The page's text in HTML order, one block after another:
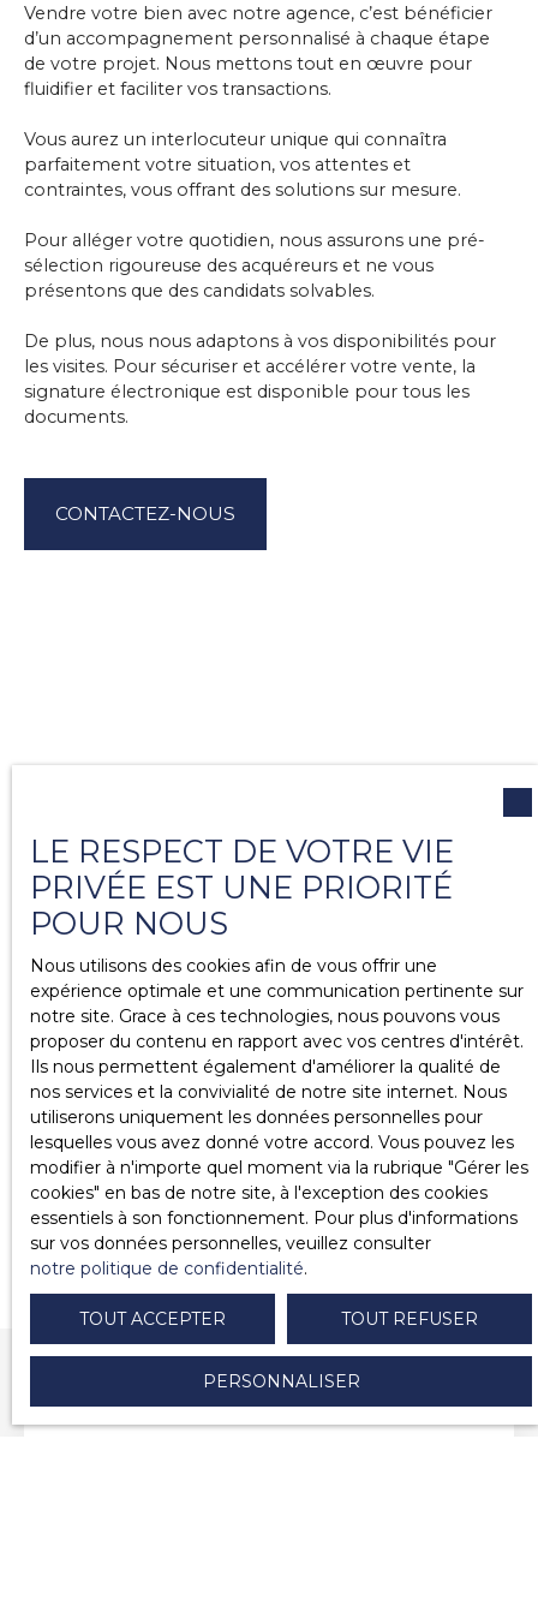
Vendre votre bien avec notre agence, c’est bénéficier
d’un accompagnement personnalisé à chaque étape
de votre projet. Nous mettons tout en œuvre pour
fluidifier et faciliter vos transactions.
Vous aurez un interlocuteur unique qui connaîtra
parfaitement votre situation, vos attentes et
contraintes, vous offrant des solutions sur mesure.
Pour alléger votre quotidien, nous assurons une pré-
sélection rigoureuse des acquéreurs et ne vous
présentons que des candidats solvables.
De plus, nous nous adaptons à vos disponibilités pour
les visites. Pour sécuriser et accélérer votre vente, la
signature électronique est disponible pour tous les
documents.
CONTACTEZ-NOUS
Notre service en résumé
LE RESPECT DE VOTRE VIE
PRIVÉE EST UNE PRIORITÉ
POUR NOUS
Nous utilisons des cookies afin de vous offrir une
expérience optimale et une communication pertinente sur
notre site. Grace à ces technologies, nous pouvons vous
proposer du contenu en rapport avec vos centres d'intérêt.
Ils nous permettent également d'améliorer la qualité de
nos services et la convivialité de notre site internet. Nous
utiliserons uniquement les données personnelles pour
lesquelles vous avez donné votre accord. Vous pouvez les
modifier à n'importe quel moment via la rubrique ″Gérer les
cookies″ en bas de notre site, à l'exception des cookies
essentiels à son fonctionnement. Pour plus d'informations
sur vos données personnelles, veuillez consulter
notre politique de confidentialité.
TOUT ACCEPTER TOUT REFUSER
PERSONNALISER